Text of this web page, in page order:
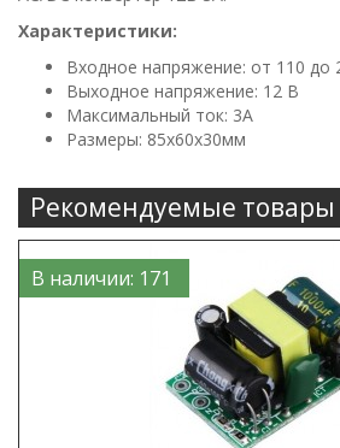
Характеристики:
Входное напряжение: от 110 до
Выходное напряжение: 12 В
Максимальный ток: 3А
Размеры: 85х60х30мм
Рекомендуемые товары
В наличии: 171